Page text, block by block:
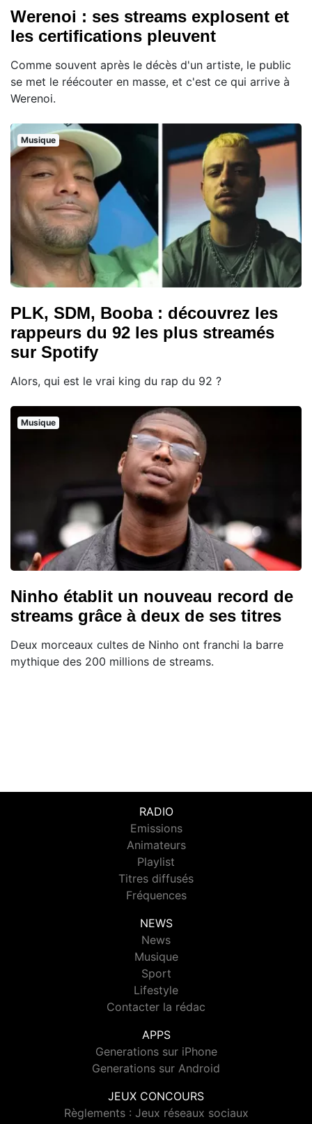
Werenoi : ses streams explosent et
les certifications pleuvent
Comme souvent après le décès d'un artiste, le public
se met le réécouter en masse, et c'est ce qui arrive à
Werenoi.
Musique
PLK, SDM, Booba : découvrez les
rappeurs du 92 les plus streamés
sur Spotify
Alors, qui est le vrai king du rap du 92 ?
Musique
Ninho établit un nouveau record de
streams grâce à deux de ses titres
Deux morceaux cultes de Ninho ont franchi la barre
mythique des 200 millions de streams.
RADIO
Emissions
Animateurs
Playlist
Titres diffusés
Fréquences
NEWS
News
Musique
Sport
Lifestyle
Contacter la rédac
APPS
Generations sur iPhone
Generations sur Android
JEUX CONCOURS
Règlements : Jeux réseaux sociaux